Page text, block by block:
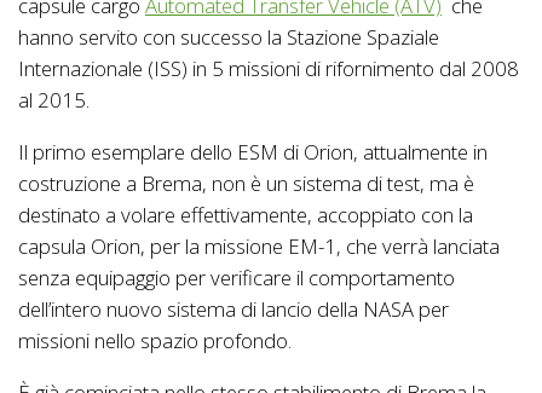
capsule cargo Automated Transfer Vehicle (ATV) che
hanno servito con successo la Stazione Spaziale
Internazionale (ISS) in 5 missioni di rifornimento dal 2008
al 2015.
Il primo esemplare dello ESM di Orion, attualmente in
costruzione a Brema, non è un sistema di test, ma è
destinato a volare effettivamente, accoppiato con la
capsula Orion, per la missione EM-1, che verrà lanciata
senza equipaggio per verificare il comportamento
dell’intero nuovo sistema di lancio della NASA per
missioni nello spazio profondo.